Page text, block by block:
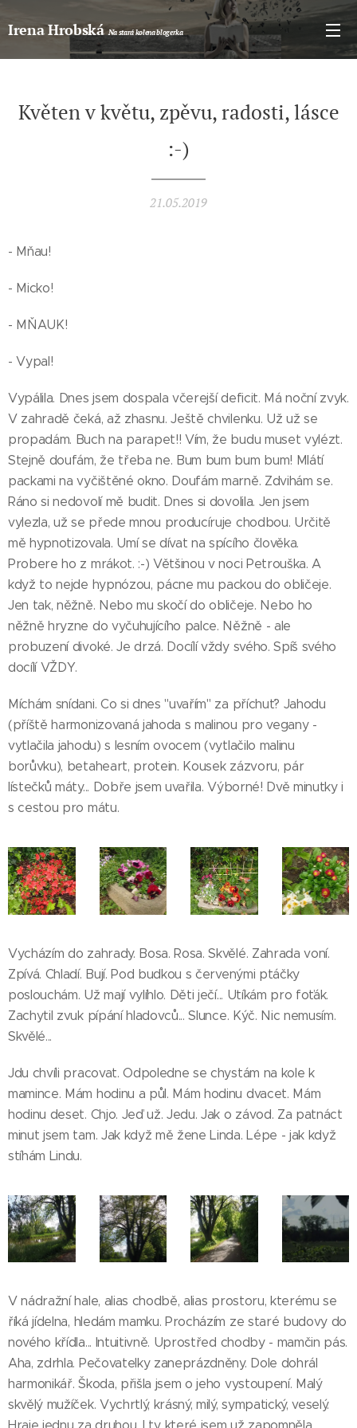
Irena HrobskáNa stará kolena blogerka
Květen v květu, zpěvu, radosti, lásce
:-)
21.05.2019
- Mňau!
- Micko!
- MŇAUK!
- Vypal!
Vypálila. Dnes jsem dospala včerejší deficit. Má noční zvyk.
V zahradě čeká, až zhasnu. Ještě chvilenku. Už už se
propadám. Buch na parapet!! Vím, že budu muset vylézt.
Stejně doufám, že třeba ne. Bum bum bum bum! Mlátí
packami na vyčištěné okno. Doufám marně. Zdvihám se.
Ráno si nedovolí mě budit. Dnes si dovolila. Jen jsem
vylezla, už se přede mnou producíruje chodbou. Určitě
mě hypnotizovala. Umí se dívat na spícího člověka.
Probere ho z mrákot. :-) Většinou v noci Petrouška. A
když to nejde hypnózou, pácne mu packou do obličeje.
Jen tak, něžně. Nebo mu skočí do obličeje. Nebo ho
něžně hryzne do vyčuhujícího palce. Něžně - ale
probuzení divoké. Je drzá. Docílí vždy svého. Spíš svého
docílí VŽDY.
Míchám snídani. Co si dnes "uvařím" za příchuť? Jahodu
(příště harmonizovaná jahoda s malinou pro vegany -
vytlačila jahodu) s lesním ovocem (vytlačilo malinu
borůvku), betaheart, protein. Kousek zázvoru, pár
lístečků máty... Dobře jsem uvařila. Výborné! Dvě minutky i
s cestou pro mátu.
Vycházím do zahrady. Bosa. Rosa. Skvělé. Zahrada voní.
Zpívá. Chladí. Bují. Pod budkou s červenými ptáčky
poslouchám. Už mají vylíhlo. Děti ječí... Utíkám pro foťák.
Zachytil zvuk pípání hladovců... Slunce. Kýč. Nic nemusím.
Skvělé...
Jdu chvíli pracovat. Odpoledne se chystám na kole k
mamince. Mám hodinu a půl. Mám hodinu dvacet. Mám
hodinu deset. Chjo. Jeď už. Jedu. Jak o závod. Za patnáct
minut jsem tam. Jak když mě žene Linda. Lépe - jak když
stíhám Lindu.
V nádražní hale, alias chodbě, alias prostoru, kterému se
říká jídelna, hledám mamku. Procházím ze staré budovy do
nového křídla... Intuitivně. Uprostřed chodby - mamčin pás.
Aha, zdrhla. Pečovatelky zaneprázdněny. Dole dohrál
harmonikář. Škoda, přišla jsem o jeho vystoupení. Malý
skvělý mužíček. Vychrtlý, krásný, milý, sympatický, veselý.